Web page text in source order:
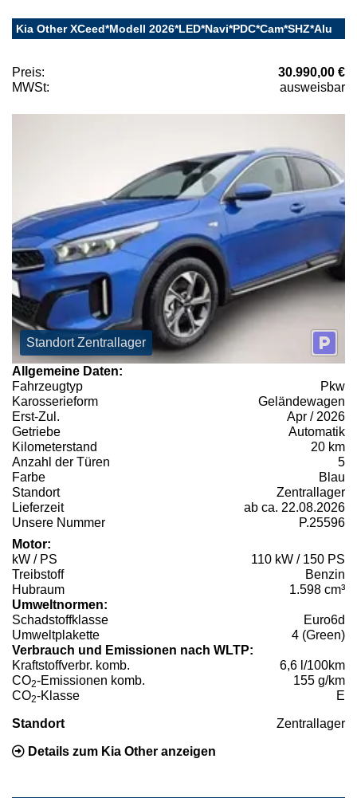
Kia Other XCeed*Modell 2026*LED*Navi*PDC*Cam*SHZ*Alu
Preis:
30.990,00 €
MWSt:
ausweisbar
Standort Zentrallager
Allgemeine Daten:
Fahrzeugtyp
Pkw
Karosserieform
Geländewagen
Erst-Zul.
Apr / 2026
Getriebe
Automatik
Kilometerstand
20 km
Anzahl der Türen
5
Farbe
Blau
Standort
Zentrallager
Lieferzeit
ab ca. 22.08.2026
Unsere Nummer
P.25596
Motor:
kW / PS
110 kW / 150 PS
Treibstoff
Benzin
Hubraum
1.598 cm³
Umweltnormen:
Schadstoffklasse
Euro6d
Umweltplakette
4 (Green)
Verbrauch und Emissionen nach WLTP:
Kraftstoffverbr. komb.
6,6 l/100km
CO2-Emissionen komb.
155 g/km
CO2-Klasse E
Standort Zentrallager
Details zum Kia Other anzeigen